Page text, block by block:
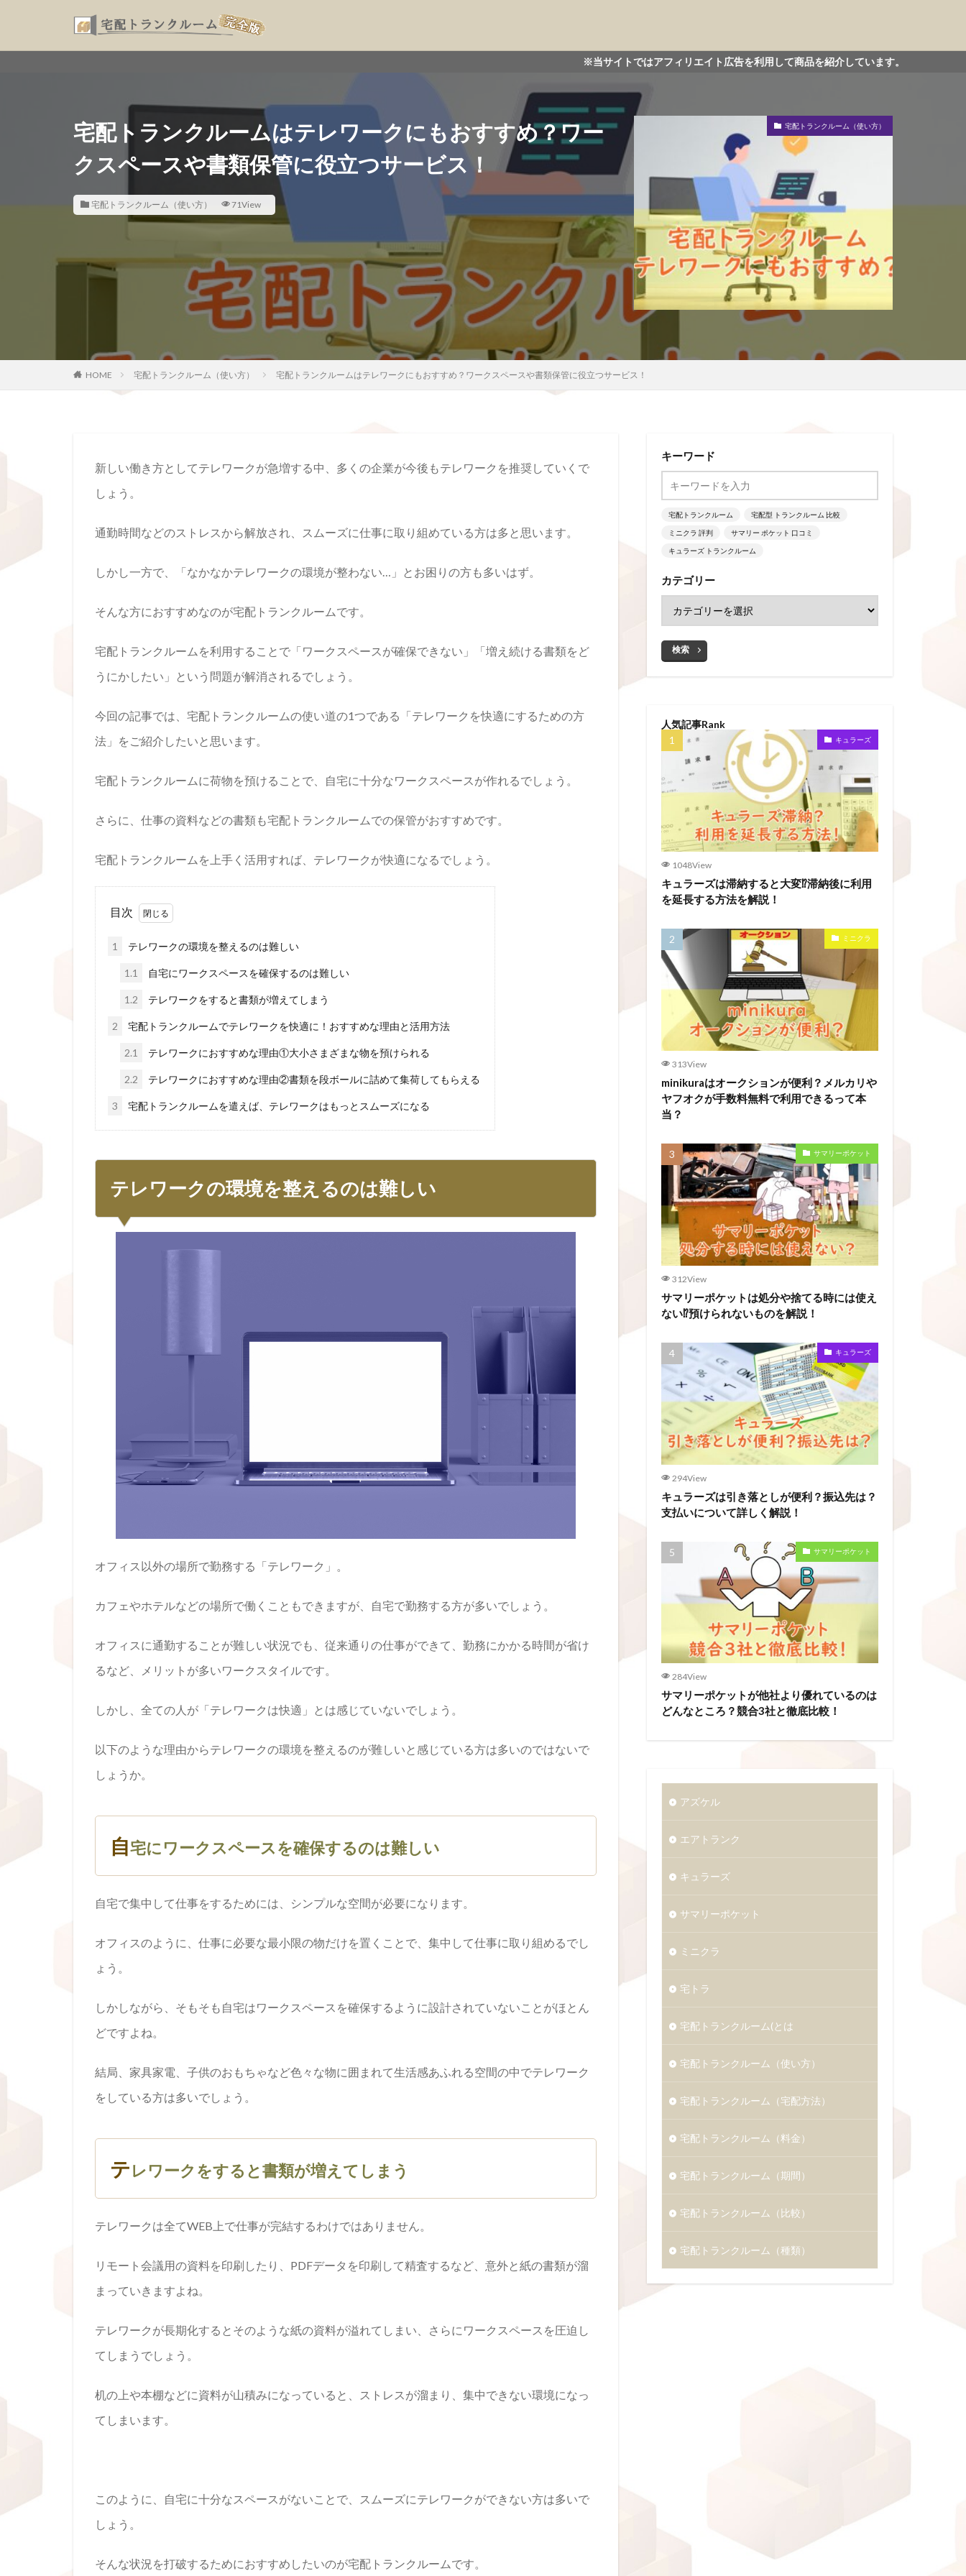
※当サイトではアフィリエイト広告を利用して商品を紹介しています。
宅配トランクルームはテレワークにもおすすめ？ワー
クスペースや書類保管に役立つサービス！
宅配トランクルーム（使い方） 71View
宅配トランクルーム（使い方）
HOME 宅配トランクルーム（使い方） 宅配トランクルームはテレワークにもおすすめ？ワークスペースや書類保管に役立つサービス！
新しい働き方としてテレワークが急増する中、多くの企業が今後もテレワークを推奨していくで
しょう。
通勤時間などのストレスから解放され、スムーズに仕事に取り組めている方は多と思います。
しかし一方で、「なかなかテレワークの環境が整わない…」とお困りの方も多いはず。
そんな方におすすめなのが宅配トランクルームです。
宅配トランクルームを利用することで「ワークスペースが確保できない」「増え続ける書類をど
うにかしたい」という問題が解消されるでしょう。
今回の記事では、宅配トランクルームの使い道の1つである「テレワークを快適にするための方
法」をご紹介したいと思います。
宅配トランクルームに荷物を預けることで、自宅に十分なワークスペースが作れるでしょう。
さらに、仕事の資料などの書類も宅配トランクルームでの保管がおすすめです。
宅配トランクルームを上手く活用すれば、テレワークが快適になるでしょう。
目次
1 テレワークの環境を整えるのは難しい
1.1 自宅にワークスペースを確保するのは難しい
1.2 テレワークをすると書類が増えてしまう
2 宅配トランクルームでテレワークを快適に！おすすめな理由と活用方法
2.1 テレワークにおすすめな理由①大小さまざまな物を預けられる
2.2 テレワークにおすすめな理由②書類を段ボールに詰めて集荷してもらえる
3 宅配トランクルームを遣えば、テレワークはもっとスムーズになる
テレワークの環境を整えるのは難しい
オフィス以外の場所で勤務する「テレワーク」。
カフェやホテルなどの場所で働くこともできますが、自宅で勤務する方が多いでしょう。
オフィスに通勤することが難しい状況でも、従来通りの仕事ができて、勤務にかかる時間が省け
るなど、メリットが多いワークスタイルです。
しかし、全ての人が「テレワークは快適」とは感じていないでしょう。
以下のような理由からテレワークの環境を整えるのが難しいと感じている方は多いのではないで
しょうか。
自宅にワークスペースを確保するのは難しい
自宅で集中して仕事をするためには、シンプルな空間が必要になります。
オフィスのように、仕事に必要な最小限の物だけを置くことで、集中して仕事に取り組めるでし
ょう。
しかしながら、そもそも自宅はワークスペースを確保するように設計されていないことがほとん
どですよね。
結局、家具家電、子供のおもちゃなど色々な物に囲まれて生活感あふれる空間の中でテレワーク
をしている方は多いでしょう。
テレワークをすると書類が増えてしまう
テレワークは全てWEB上で仕事が完結するわけではありません。
リモート会議用の資料を印刷したり、PDFデータを印刷して精査するなど、意外と紙の書類が溜
まっていきますよね。
テレワークが長期化するとそのような紙の資料が溢れてしまい、さらにワークスペースを圧迫し
てしまうでしょう。
机の上や本棚などに資料が山積みになっていると、ストレスが溜まり、集中できない環境になっ
てしまいます。
このように、自宅に十分なスペースがないことで、スムーズにテレワークができない方は多いで
しょう。
そんな状況を打破するためにおすすめしたいのが宅配トランクルームです。
キーワード
宅配トランクルーム 宅配型 トランクルーム 比較
ミニクラ 評判 サマリー ポケット 口コミ
キュラーズ トランクルーム
カテゴリー
検索
人気記事Rank
キュラーズ
1048View
キュラーズは滞納すると大変⁉滞納後に利用
を延長する方法を解説！
ミニクラ
313View
minikuraはオークションが便利？メルカリや
ヤフオクが手数料無料で利用できるって本
当？
サマリーポケット
312View
サマリーポケットは処分や捨てる時には使え
ない⁉預けられないものを解説！
キュラーズ
294View
キュラーズは引き落としが便利？振込先は？
支払いについて詳しく解説！
サマリーポケット
284View
サマリーポケットが他社より優れているのは
どんなところ？競合3社と徹底比較！
アズケル
エアトランク
キュラーズ
サマリーポケット
ミニクラ
宅トラ
宅配トランクルーム(とは
宅配トランクルーム（使い方）
宅配トランクルーム（宅配方法）
宅配トランクルーム（料金）
宅配トランクルーム（期間）
宅配トランクルーム（比較）
宅配トランクルーム（種類）